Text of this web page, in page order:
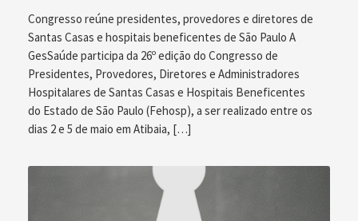
Congresso reúne presidentes, provedores e diretores de
Santas Casas e hospitais beneficentes de São Paulo A
GesSaúde participa da 26º edição do Congresso de
Presidentes, Provedores, Diretores e Administradores
Hospitalares de Santas Casas e Hospitais Beneficentes
do Estado de São Paulo (Fehosp), a ser realizado entre os
dias 2 e 5 de maio em Atibaia, […]